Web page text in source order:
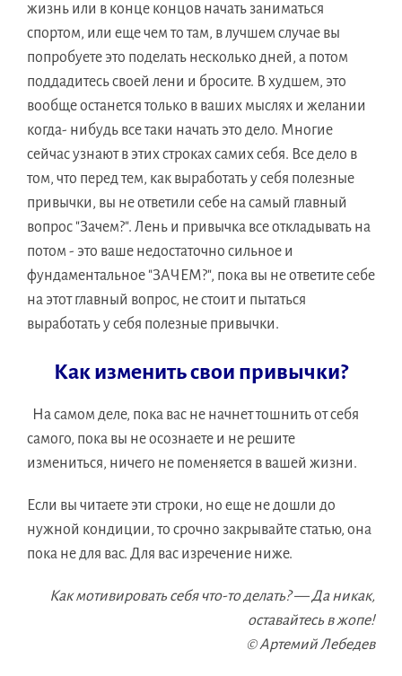
жизнь или в конце концов начать заниматься
спортом, или еще чем то там, в лучшем случае вы
попробуете это поделать несколько дней, а потом
поддадитесь своей лени и бросите. В худшем, это
вообще останется только в ваших мыслях и желании
когда- нибудь все таки начать это дело. Многие
сейчас узнают в этих строках самих себя. Все дело в
том, что перед тем, как выработать у себя полезные
привычки, вы не ответили себе на самый главный
вопрос "Зачем?". Лень и привычка все откладывать на
потом - это ваше недостаточно сильное и
фундаментальное "ЗАЧЕМ?", пока вы не ответите себе
на этот главный вопрос, не стоит и пытаться
выработать у себя полезные привычки.
Как изменить свои привычки?
На самом деле, пока вас не начнет тошнить от себя
самого, пока вы не осознаете и не решите
измениться, ничего не поменяется в вашей жизни.
Если вы читаете эти строки, но еще не дошли до
нужной кондиции, то срочно закрывайте статью, она
пока не для вас. Для вас изречение ниже.
Как мотивировать себя что-то делать? — Да никак,
оставайтесь в жопе!
© Артемий Лебедев